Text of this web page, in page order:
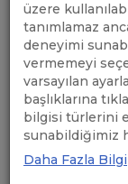
Norveç
Ara:
üzere
tanımlamaz
deneyimi
vermemeyi
varsayılan
başlıklarına
bilgisi türlerini
sunabildiğimiz
Daha Fazla Bilgi